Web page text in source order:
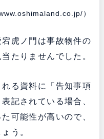
）
虎ノ門は事故物件の
たりませんでした。
る資料に「告知事項
記されている場合、
可能性が高いので、
う。